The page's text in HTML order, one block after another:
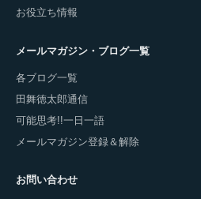
お役立ち情報
メールマガジン・ブログ一覧
各ブログ一覧
田舞徳太郎通信
可能思考!!一日一語
メールマガジン登録＆解除
お問い合わせ